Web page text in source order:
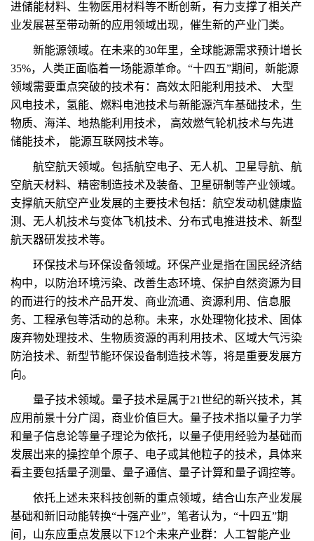
进储能材料、生物医用材料等不断创新，有力支撑了相关产
业发展甚至带动新的应用领域出现，催生新的产业门类。
新能源领域。在未来的30年里，全球能源需求预计增长
35%，人类正面临着一场能源革命。“十四五”期间，新能源
领域需要重点突破的技术有：高效太阳能利用技术、 大型
风电技术，氢能、燃料电池技术与新能源汽车基础技术，生
物质、海洋、地热能利用技术， 高效燃气轮机技术与先进
储能技术， 能源互联网技术等。
航空航天领域。包括航空电子、无人机、卫星导航、航
空航天材料、精密制造技术及装备、卫星研制等产业领域。
支撑航天航空产业发展的主要技术包括：航空发动机健康监
测、无人机技术与变体飞机技术、分布式电推进技术、新型
航天器研发技术等。
环保技术与环保设备领域。环保产业是指在国民经济结
构中，以防治环境污染、改善生态环境、保护自然资源为目
的而进行的技术产品开发、商业流通、资源利用、信息服
务、工程承包等活动的总称。未来，水处理物化技术、固体
废弃物处理技术、生物质资源的再利用技术、区域大气污染
防治技术、新型节能环保设备制造技术等，将是重要发展方
向。
量子技术领域。量子技术是属于21世纪的新兴技术，其
应用前景十分广阔，商业价值巨大。量子技术指以量子力学
和量子信息论等量子理论为依托，以量子使用经验为基础而
发展出来的操控单个原子、电子或其他粒子的技术，具体来
看主要包括量子测量、量子通信、量子计算和量子调控等。
依托上述未来科技创新的重点领域，结合山东产业发展
基础和新旧动能转换“十强产业”，笔者认为，“十四五”期
间，山东应重点发展以下12个未来产业群：人工智能产业